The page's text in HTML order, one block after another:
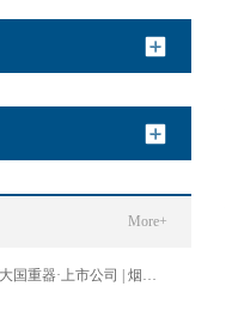
More+
【北洋园校区】大国重器·上市公司 | 烟台杰瑞集团2027届秋招提前批宣讲会